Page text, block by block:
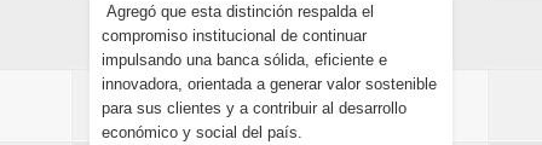
Agregó que esta distinción respalda el
compromiso institucional de continuar
impulsando una banca sólida, eficiente e
innovadora, orientada a generar valor sostenible
para sus clientes y a contribuir al desarrollo
económico y social del país.